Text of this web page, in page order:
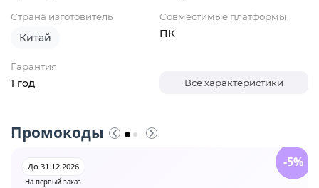
Страна изготовитель
Китай
Совместимые платформы
ПК
Гарантия
1 год Все характеристики
Промокоды
На первый заказ
До 31.12.2026 -5%